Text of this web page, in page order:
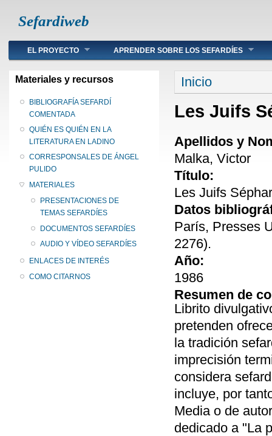
Sefardiweb
Main menu
EL PROYECTO APRENDER SOBRE LOS SEFARDÍES
Materiales y recursos
BIBLIOGRAFÍA SEFARDÍ
COMENTADA
QUIÉN ES QUIÉN EN LA
LITERATURA EN LADINO
CORRESPONSALES DE ÁNGEL
PULIDO
MATERIALES
PRESENTACIONES DE
TEMAS SEFARDÍES
DOCUMENTOS SEFARDÍES
AUDIO Y VÍDEO SEFARDÍES
ENLACES DE INTERÉS
COMO CITARNOS
Se encuentra
Inicio
Les Juifs
Apellidos y
Malka, Victor
Título:
Les Juifs
Datos
París, Presses
2276).
Año:
1986
Resumen de
Librito
pretenden
la tradición
imprecisión
considera
incluye, por
Media o de
dedicado a "La